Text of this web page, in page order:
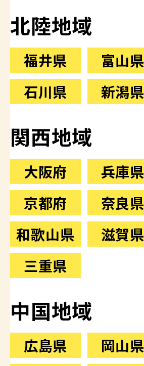
北陸地域
福井県
富山県
石川県
新潟県
関西地域
大阪府
兵庫県
京都府
奈良県
和歌山県
滋賀県
三重県
中国地域
広島県
岡山県